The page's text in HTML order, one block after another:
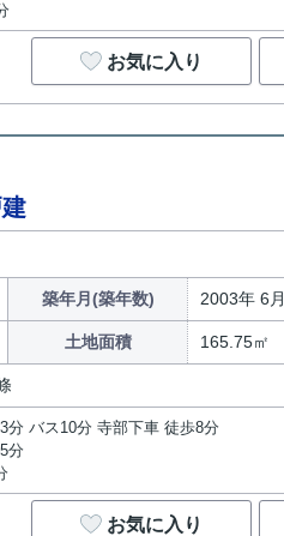
お気に入り
築年月(築年数) 2003年 6
土地面積 165.75㎡
分 バス10分 寺部下車 徒歩8分
分
お気に入り